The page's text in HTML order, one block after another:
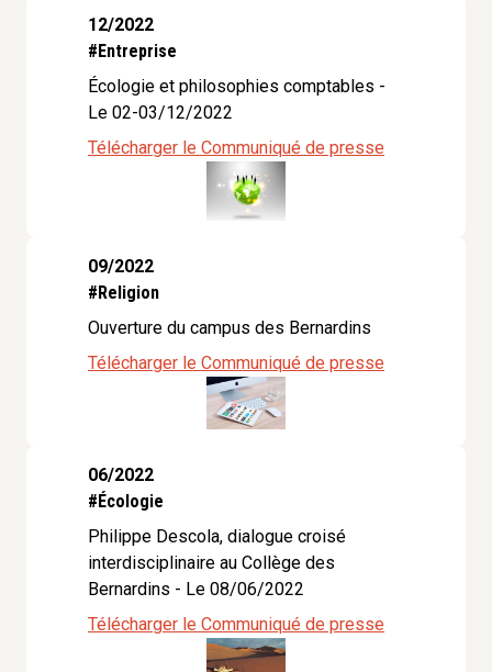
12/2022
#Entreprise
Écologie et philosophies comptables -
Le 02-03/12/2022
Télécharger le Communiqué de presse
09/2022
#Religion
Ouverture du campus des Bernardins
Télécharger le Communiqué de presse
06/2022
#Écologie
Philippe Descola, dialogue croisé
interdisciplinaire au Collège des
Bernardins - Le 08/06/2022
Télécharger le Communiqué de presse